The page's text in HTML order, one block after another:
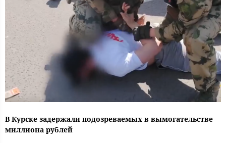
В Курске задержали подозреваемых в вымогательстве
миллиона рублей